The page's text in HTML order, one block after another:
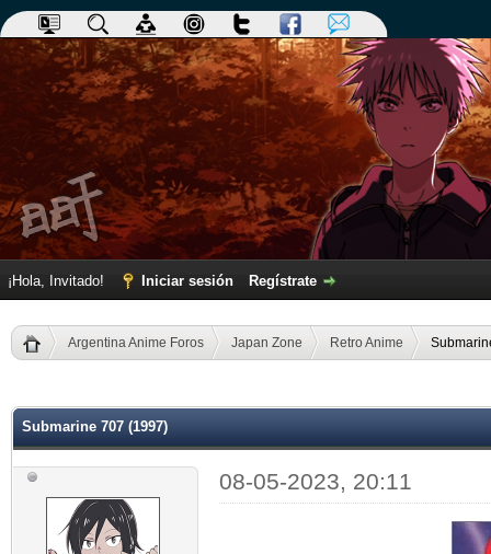
¡Hola, Invitado! Iniciar sesión Regístrate
Argentina Anime Foros Japan Zone Retro Anime
Submarine 707 (1997)
08-05-2023, 20:11